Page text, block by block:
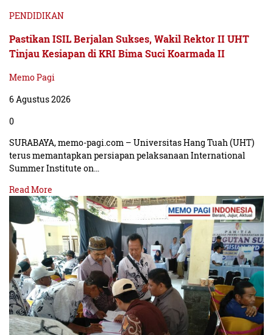
PENDIDIKAN
Pastikan ISIL Berjalan Sukses, Wakil Rektor II UHT
Tinjau Kesiapan di KRI Bima Suci Koarmada II
Memo Pagi
6 Agustus 2026
0
SURABAYA, memo-pagi.com – Universitas Hang Tuah (UHT)
terus memantapkan persiapan pelaksanaan International
Summer Institute on…
Read More